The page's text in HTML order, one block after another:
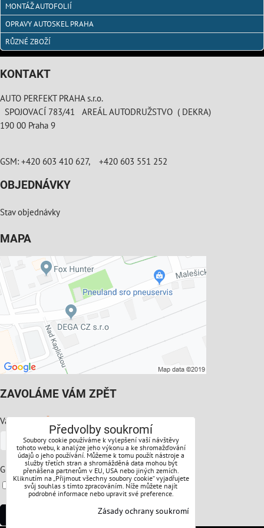
MONTÁŽ AUTOFOLIÍ
OPRAVY AUTOSKEL PRAHA
RŮZNÉ ZBOŽÍ
KONTAKT
AUTO PERFEKT PRAHA s.r.o.
SPOJOVACÍ 783/41 AREÁL AUTODRUŽSTVO ( DEKRA)
190 00 Praha 9
GSM: +420 603 410 627, +420 603 551 252
OBJEDNÁVKY
Stav objednávky
MAPA
ZAVOLÁME VÁM ZPĚT
Váš telefon:*
GDPR:*
Souhlasíte s ochranou osobních údajů
Předvolby soukromí
Soubory cookie používáme k vylepšení vaší návštěvy
tohoto webu, k analýze jeho výkonu a ke shromažďování
údajů o jeho používání. Můžeme k tomu použít nástroje a
služby třetích stran a shromážděná data mohou být
přenášena partnerům v EU, USA nebo jiných zemích.
Kliknutím na „Přijmout všechny soubory cookie“ vyjadřujete
svůj souhlas s tímto zpracováním. Níže můžete najít
podrobné informace nebo upravit své preference.
Zásady ochrany soukromí